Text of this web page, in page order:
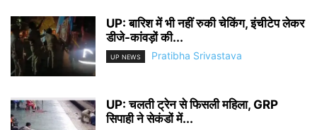
UP: बारिश में भी नहीं रुकी चेकिंग, इंचीटेप लेकर
डीजे-कांवड़ों की...
UP NEWS Pratibha Srivastava
UP: चलती ट्रेन से फिसली महिला, GRP
सिपाही ने सेकंडों में...